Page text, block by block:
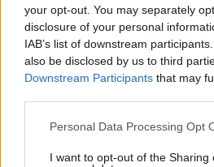
your opt-out. You may separately
disclosure of your personal
IAB’s list of downstream
also be disclosed by us to third
Downstream Participants that may
Please note that this website/app
not limited to your visit or usage
Personal Data Processing Opt
I want to opt-out of the Sharing
Northern